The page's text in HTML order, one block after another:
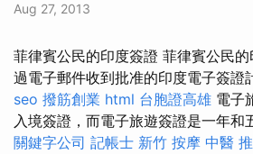
Aug 27, 2013
菲律賓公民的印度簽證 菲律賓公民
過電子郵件收到批准的印度電子簽證
seo 撥筋創業 html 台胞證高雄 電子
入境簽證，而電子旅遊簽證是一年和
關鍵字公司 記帳士 新竹 按摩 中醫